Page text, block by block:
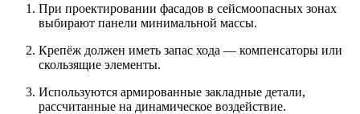
При проектировании фасадов в сейсмоопасных зонах
выбирают панели минимальной массы.
Крепёж должен иметь запас хода — компенсаторы или
скользящие элементы.
Используются армированные закладные детали,
рассчитанные на динамическое воздействие.